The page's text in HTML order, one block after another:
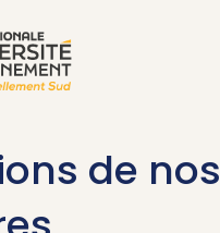
de nos